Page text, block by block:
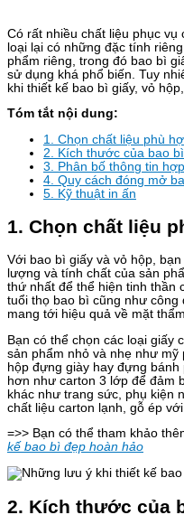
Có rất nhiều chất liệu phục vụ
loại lại có những đặc tính
phẩm riêng, trong đó bao bì
sử dụng khá phổ biến. Tuy
khi thiết kế bao bì giấy, vỏ
Tóm tắt nội dung:
1. Chọn chất liệu phù
2. Kích thước của bao
3. Phân bố thông tin
4. Quy cách đóng mở
5. Kỹ thuật in ấn
1. Chọn chất liệu
Với bao bì giấy và vỏ hộp,
lượng và tính chất của sản
thứ nhất để thể hiện tinh thần
tuổi thọ bao bì cũng như
mang tới hiệu quả về mặt
Bạn có thể chọn các loại giấy
sản phẩm nhỏ và nhẹ như
hộp đựng giày hay đựng
hơn như carton 3 lớp để đảm
khác như trang sức, phụ kiện
chất liệu carton lạnh, gỗ ép
=>> Bạn có thể tham khảo
kế bao bì đẹp hoàn hảo
2. Kích thước của